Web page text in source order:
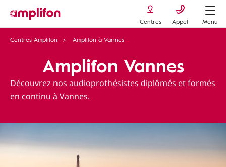
Centres Appel
Menu
Centres Amplifon
Amplifon à Vannes
Amplifon Vannes
Découvrez nos audioprothésistes diplômés et formés
en continu à Vannes.